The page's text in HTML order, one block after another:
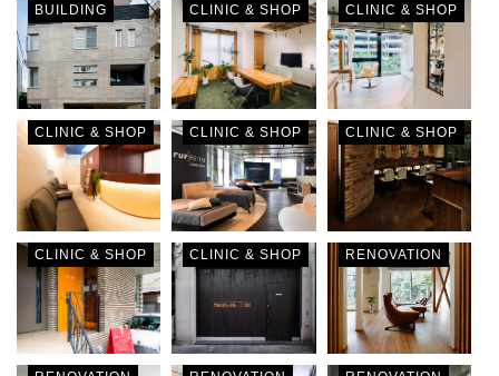
BUILDING CLINIC & SHOP CLINIC & SHOP
CLINIC & SHOP CLINIC & SHOP CLINIC & SHOP
CLINIC & SHOP CLINIC & SHOP RENOVATION